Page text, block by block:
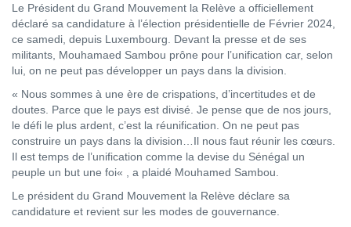
Le Président du Grand Mouvement la Relève a officiellement
déclaré sa candidature à l’élection présidentielle de Février 2024,
ce samedi, depuis Luxembourg. Devant la presse et de ses
militants, Mouhamaed Sambou prône pour l’unification car, selon
lui, on ne peut pas développer un pays dans la division.
« Nous sommes à une ère de crispations, d’incertitudes et de
doutes. Parce que le pays est divisé. Je pense que de nos jours,
le défi le plus ardent, c’est la réunification. On ne peut pas
construire un pays dans la division…Il nous faut réunir les cœurs.
Il est temps de l’unification comme la devise du Sénégal un
peuple un but une foi« , a plaidé Mouhamed Sambou.
Le président du Grand Mouvement la Relève déclare sa
candidature et revient sur les modes de gouvernance.